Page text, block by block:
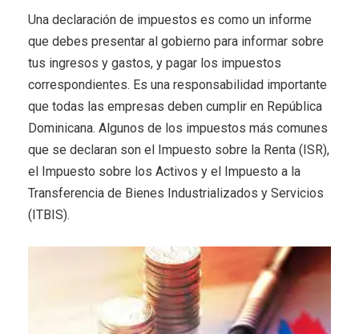
Una declaración de impuestos es como un informe
que debes presentar al gobierno para informar sobre
tus ingresos y gastos, y pagar los impuestos
correspondientes. Es una responsabilidad importante
que todas las empresas deben cumplir en República
Dominicana. Algunos de los impuestos más comunes
que se declaran son el Impuesto sobre la Renta (ISR),
el Impuesto sobre los Activos y el Impuesto a la
Transferencia de Bienes Industrializados y Servicios
(ITBIS).